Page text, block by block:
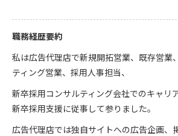
職務経歴要約
私は広告代理店で新規開拓営業、既存営業
ティング営業、採用人事担当、
新卒採用コンサルティング会社でのキャリ
新卒採用支援に従事して参りました。
広告代理店では独自サイトへの広告企画、